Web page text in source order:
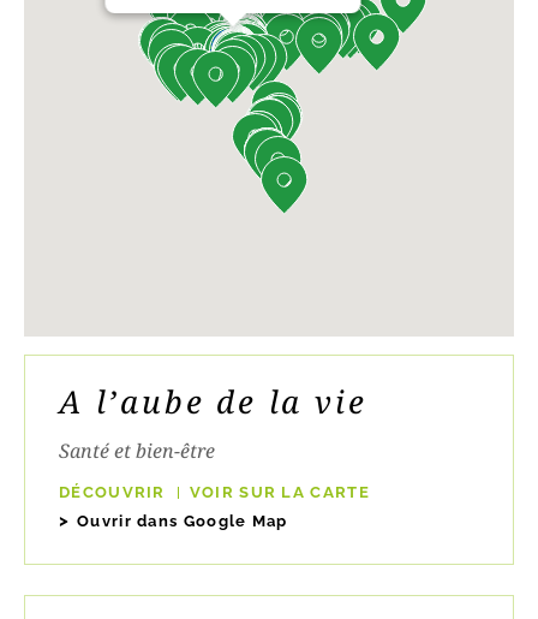
A l’aube de la vie
Santé et bien-être
DÉCOUVRIR
VOIR SUR LA CARTE
Ouvrir dans Google Map